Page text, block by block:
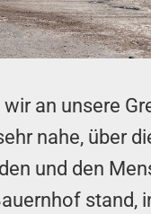
an unsere
nahe, über
und den
stand,